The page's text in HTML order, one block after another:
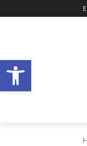
Abrir a barra de